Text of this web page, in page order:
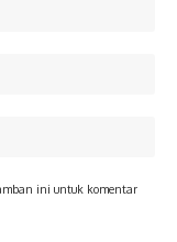
ini untuk komentar